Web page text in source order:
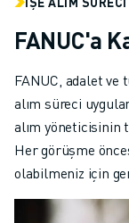
FANUC'a
FANUC, adalet ve
alım süreci
alım yöneticisinin
Her görüşme
olabilmeniz için